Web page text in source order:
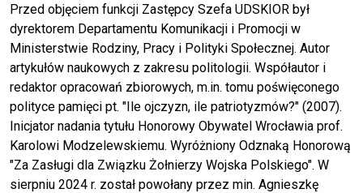
Przed objęciem funkcji Zastępcy Szefa UDSKIOR był
dyrektorem Departamentu Komunikacji i Promocji w
Ministerstwie Rodziny, Pracy i Polityki Społecznej. Autor
artykułów naukowych z zakresu politologii. Współautor i
redaktor opracowań zbiorowych, m.in. tomu poświęconego
polityce pamięci pt. "Ile ojczyzn, ile patriotyzmów?" (2007).
Inicjator nadania tytułu Honorowy Obywatel Wrocławia prof.
Karolowi Modzelewskiemu. Wyróżniony Odznaką Honorową
"Za Zasługi dla Związku Żołnierzy Wojska Polskiego". W
sierpniu 2024 r. został powołany przez min. Agnieszkę